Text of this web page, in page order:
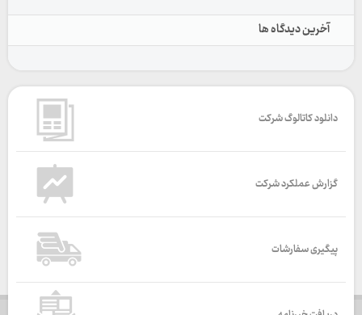
آخرین دیدگاه ها
دانلود کاتالوگ شرکت
گزارش عملکرد شرکت
پیگیری سفارشات